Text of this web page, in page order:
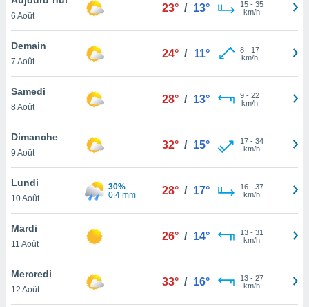
et
»,
au
vous
qu'ils
ou
le
ainsi
un
la
du
6 Août
23° / 13° 15- 35
km/h
Demain
7 Août
24° / 11° 8- 17
km/h
Samedi
8 Août
28° / 13° 9- 22
km/h
Dimanche
9 Août
32° / 15° 17- 34
km/h
Lundi
10 Août
30%
0.4 mm
28° / 17° 16- 37
km/h
Mardi
11 Août
26° / 14° 13- 31
km/h
Mercredi
12 Août
33° / 16° 13- 27
km/h